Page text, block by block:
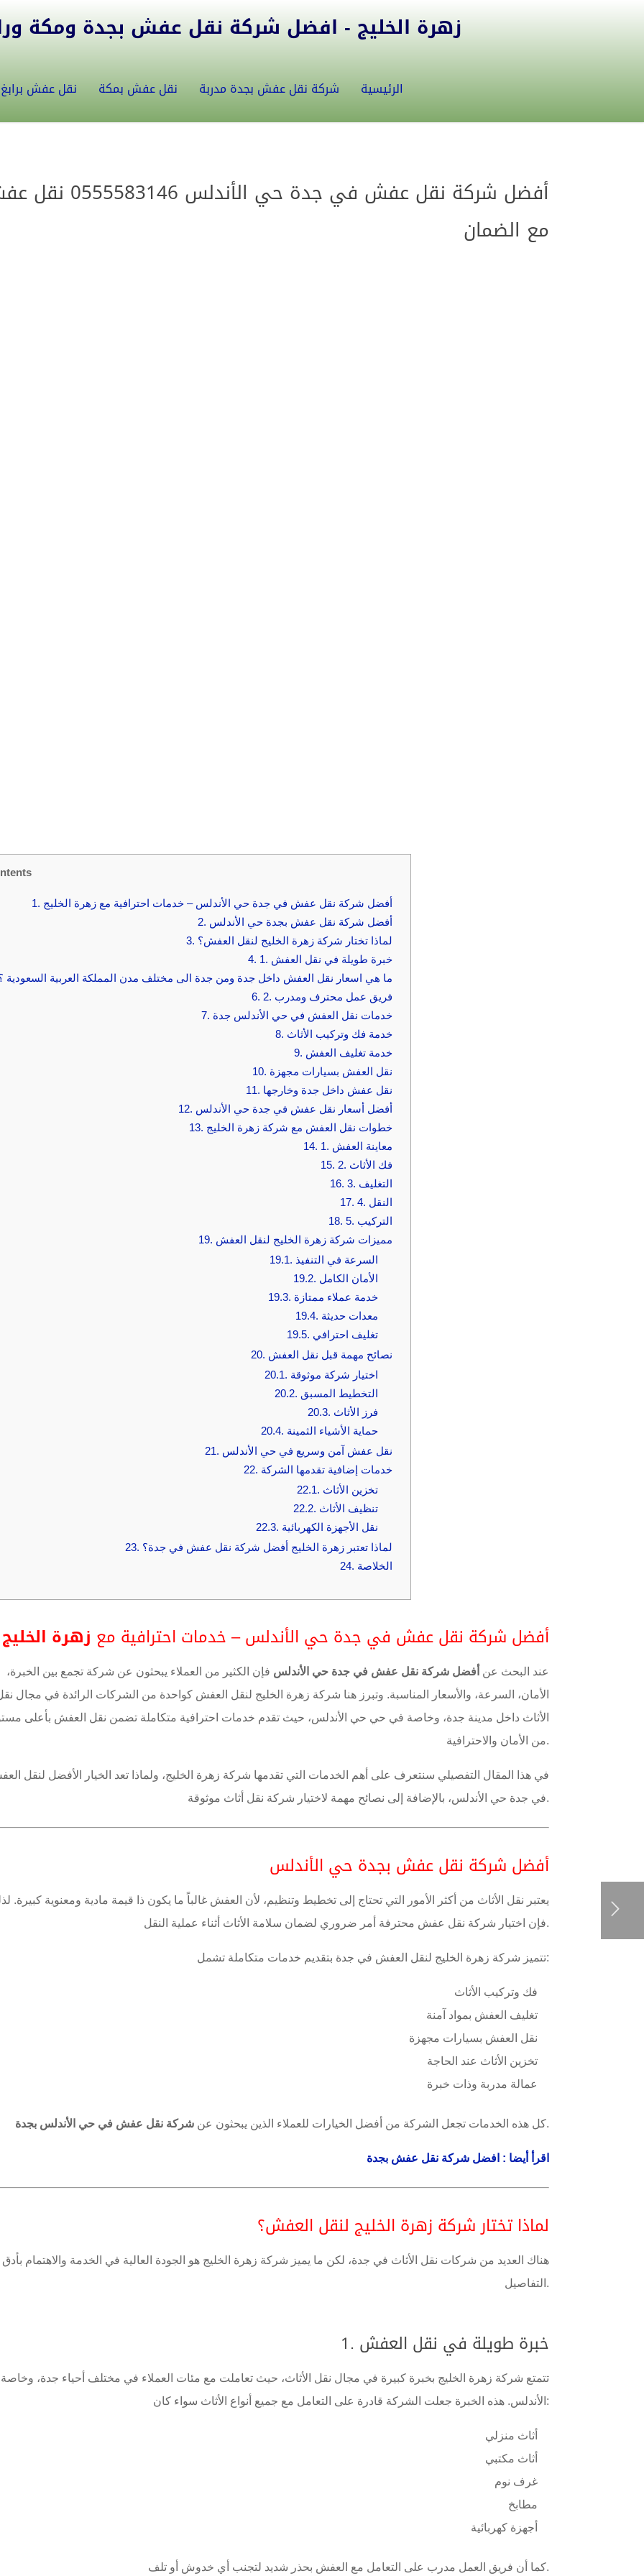
زهرة الخليج - افضل شركة نقل عفش بجدة ومكة ورابغ
الرئيسية شركة نقل عفش بجدة مدربة نقل عفش بمكة نقل عفش برابغ
أفضل شركة نقل عفش في جدة حي الأندلس
مع الضمان
1. أفضل شركة نقل عفش في جدة حي الأندلس – خدمات احترافية مع زهرة الخليج
2. أفضل شركة نقل عفش بجدة حي الأندلس
3. لماذا تختار شركة زهرة الخليج لنقل العفش؟
4.
1. خبرة طويلة في نقل العفش
ما هي اسعار نقل العفش داخل جدة ومن جدة الى مختلف مدن المملكة العربية السعودية
6.
2. فريق عمل محترف ومدرب
7. خدمات نقل العفش في حي الأندلس جدة
8. خدمة فك وتركيب الأثاث
9. خدمة تغليف العفش
10. نقل العفش بسيارات مجهزة
11. نقل عفش داخل جدة وخارجها
12. أفضل أسعار نقل عفش في جدة حي الأندلس
13. خطوات نقل العفش مع شركة زهرة الخليج
14.
1. معاينة العفش
15.
2. فك الأثاث
16.
3. التغليف
17.
4. النقل
18.
5. التركيب
19. مميزات شركة زهرة الخليج لنقل العفش
19.1. السرعة في التنفيذ
19.2. الأمان الكامل
19.3. خدمة عملاء ممتازة
19.4. معدات حديثة
19.5. تغليف احترافي
20. نصائح مهمة قبل نقل العفش
20.1. اختيار شركة موثوقة
20.2. التخطيط المسبق
20.3. فرز الأثاث
20.4. حماية الأشياء الثمينة
21. نقل عفش آمن وسريع في حي الأندلس
22. خدمات إضافية تقدمها الشركة
22.1. تخزين الأثاث
22.2. تنظيف الأثاث
22.3. نقل الأجهزة الكهربائية
23. لماذا تعتبر زهرة الخليج أفضل شركة نقل عفش في جدة؟
24. الخلاصة
أفضل شركة نقل عفش في جدة حي الأندلس – خدمات احترافية مع زهرة الخليج
عند البحث عن أفضل شركة نقل عفش في جدة حي الأندلس فإن الكثير من العملاء يبحثون عن شركة تجمع بين الخبرة،
الأمان، السرعة، والأسعار المناسبة. وتبرز هنا شركة زهرة الخليج لنقل العفش كواحدة من الشركات الرائدة في مجال
الأثاث داخل مدينة جدة، وخاصة في حي حي الأندلس، حيث تقدم خدمات احترافية متكاملة تضمن نقل العفش بأعلى
من الأمان والاحترافية.
في هذا المقال التفصيلي سنتعرف على أهم الخدمات التي تقدمها شركة زهرة الخليج، ولماذا تعد الخيار الأفضل لنقل
في جدة حي الأندلس، بالإضافة إلى نصائح مهمة لاختيار شركة نقل أثاث موثوقة.
أفضل شركة نقل عفش بجدة حي الأندلس
يعتبر نقل الأثاث من أكثر الأمور التي تحتاج إلى تخطيط وتنظيم، لأن العفش غالباً ما يكون ذا قيمة مادية ومعنوية كبيرة.
فإن اختيار شركة نقل عفش محترفة أمر ضروري لضمان سلامة الأثاث أثناء عملية النقل.
تتميز شركة زهرة الخليج لنقل العفش في جدة بتقديم خدمات متكاملة تشمل:
فك وتركيب الأثاث
تغليف العفش بمواد آمنة
نقل العفش بسيارات مجهزة
تخزين الأثاث عند الحاجة
عمالة مدربة وذات خبرة
كل هذه الخدمات تجعل الشركة من أفضل الخيارات للعملاء الذين يبحثون عن شركة نقل عفش في حي الأندلس بجدة .
اقرأ أيضا : افضل شركة نقل عفش بجدة
لماذا تختار شركة زهرة الخليج لنقل العفش؟
هناك العديد من شركات نقل الأثاث في جدة، لكن ما يميز شركة زهرة الخليج هو الجودة العالية في الخدمة والاهتمام بأدق
التفاصيل.
1. خبرة طويلة في نقل العفش
تتمتع شركة زهرة الخليج بخبرة كبيرة في مجال نقل الأثاث، حيث تعاملت مع مئات العملاء في مختلف أحياء جدة،
الأندلس. هذه الخبرة جعلت الشركة قادرة على التعامل مع جميع أنواع الأثاث سواء كان:
أثاث منزلي
أثاث مكتبي
غرف نوم
مطابخ
أجهزة كهربائية
كما أن فريق العمل مدرب على التعامل مع العفش بحذر شديد لتجنب أي خدوش أو تلف.